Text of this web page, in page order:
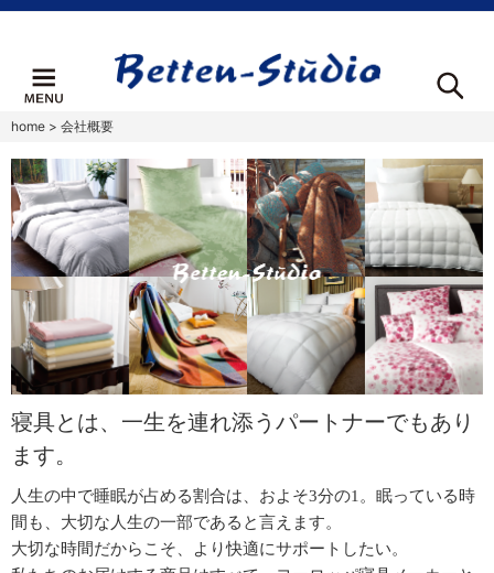
home > 会社概要
寝具とは、一生を連れ添うパートナーでもあり
ます。
人生の中で睡眠が占める割合は、およそ3分の1。眠っている時
間も、大切な人生の一部であると言えます。
大切な時間だからこそ、より快適にサポートしたい。